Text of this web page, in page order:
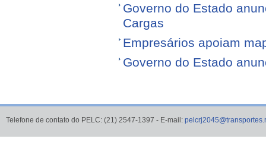
Governo do Estado
Cargas
Empresários apoiam
Governo do Estado
Telefone de contato do PELC: (21) 2547-1397 - E-mail: